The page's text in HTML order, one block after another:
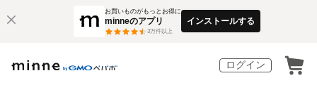
お買いものがもっとお得に
minneのアプリ
3万件以上
インストールする
ログイン